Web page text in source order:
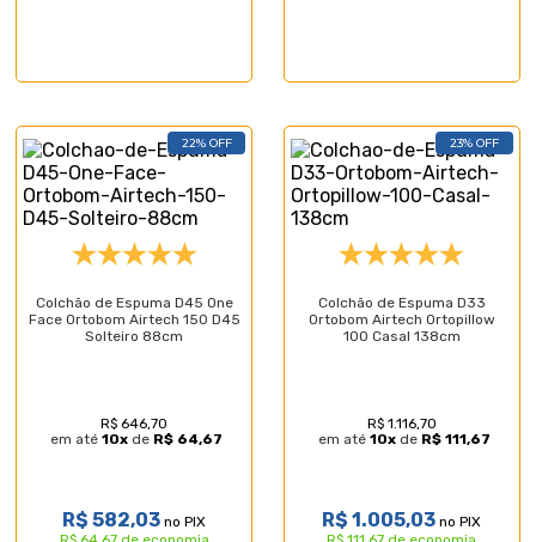
22% OFF
Colchão de Espuma D45 One
Face Ortobom Airtech 150 D45
Solteiro 88cm
R$ 646,70
em até10x de R$ 64,67
R$ 582,03 no PIX
23% OFF
Colchão de Espuma D33
Ortobom Airtech Ortopillow
100 Casal 138cm
R$ 1.116,70
em até 10xde R$ 111,67
R$ 1.005,03 no PIX